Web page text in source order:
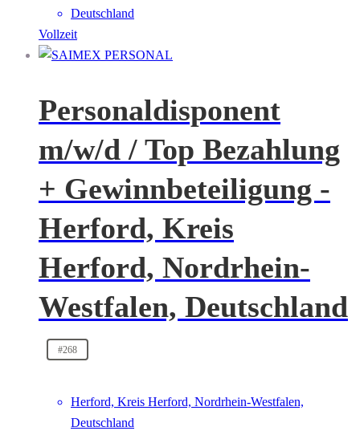
Deutschland
Vollzeit
Personaldisponent
m/w/d / Top Bezahlung
+ Gewinnbeteiligung -
Herford, Kreis
Herford, Nordrhein-
Westfalen, Deutschland
#268
Herford, Kreis Herford, Nordrhein-Westfalen,
Deutschland